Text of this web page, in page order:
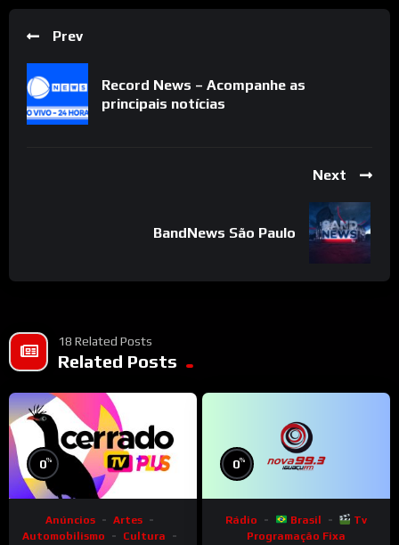
Prev
Record News – Acompanhe as
principais notícias
Next
BandNews São Paulo
18 Related Posts
Related Posts
0%
Anúncios
Artes
Automobilismo
Cultura
0%
Rádio Brasil
Tv
Programação Fixa